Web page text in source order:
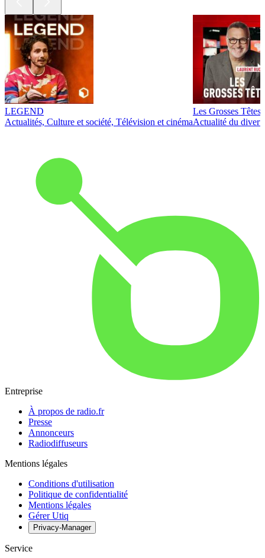
LEGEND
Actualités, Culture et société, Télévision et cinéma
Les Grosses Têtes
Actualité du
Entreprise
À propos de radio.fr
Presse
Annonceurs
Radiodiffuseurs
Mentions légales
Conditions d'utilisation
Politique de confidentialité
Mentions légales
Gérer Utiq
Privacy-Manager
Service